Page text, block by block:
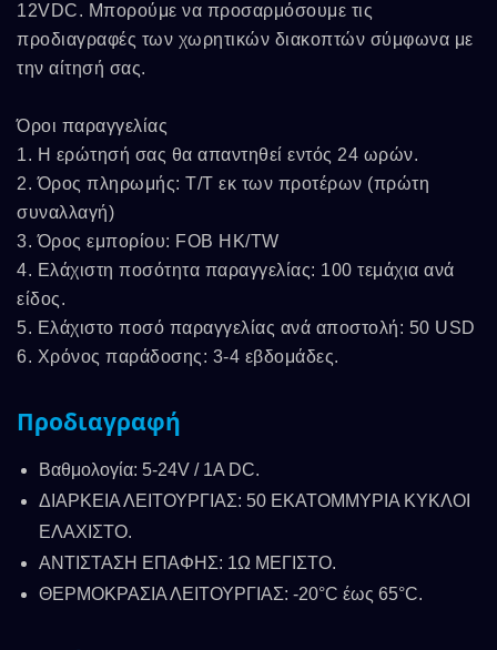
12VDC. Μπορούμε να προσαρμόσουμε τις
προδιαγραφές των χωρητικών διακοπτών σύμφωνα με
την αίτησή σας.
Όροι παραγγελίας
1. Η ερώτησή σας θα απαντηθεί εντός 24 ωρών.
2. Όρος πληρωμής: T/T εκ των προτέρων (πρώτη
συναλλαγή)
3. Όρος εμπορίου: FOB HK/TW
4. Ελάχιστη ποσότητα παραγγελίας: 100 τεμάχια ανά
είδος.
5. Ελάχιστο ποσό παραγγελίας ανά αποστολή: 50 USD
6. Χρόνος παράδοσης: 3-4 εβδομάδες.
Προδιαγραφή
Βαθμολογία: 5-24V / 1A DC.
ΔΙΑΡΚΕΙΑ ΛΕΙΤΟΥΡΓΙΑΣ: 50 ΕΚΑΤΟΜΜΥΡΙΑ ΚΥΚΛΟΙ
ΕΛΑΧΙΣΤΟ.
ΑΝΤΙΣΤΑΣΗ ΕΠΑΦΗΣ: 1Ω ΜΕΓΙΣΤΟ.
ΘΕΡΜΟΚΡΑΣΙΑ ΛΕΙΤΟΥΡΓΙΑΣ: -20°C έως 65°C.